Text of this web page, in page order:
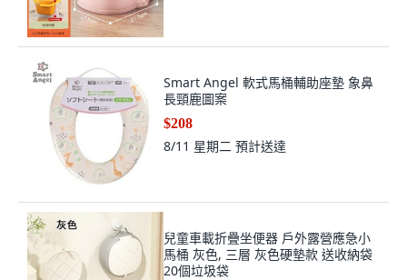
Smart Angel 軟式馬桶輔助座墊 象鼻
長頸鹿圖案
$208
8/11 星期二 預計送達
兒童車載折疊坐便器 戶外露營應急小
馬桶 灰色, 三層 灰色硬墊款 送收納袋
20個垃圾袋